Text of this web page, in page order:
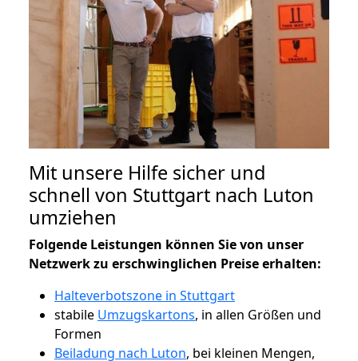
Mit unsere Hilfe sicher und
schnell von Stuttgart nach Luton
umziehen
Folgende Leistungen können Sie von unser
Netzwerk zu erschwinglichen Preise erhalten:
Halteverbotszone in Stuttgart
stabile Umzugskartons, in allen Größen und
Formen
Beiladung nach Luton, bei kleinen Mengen,